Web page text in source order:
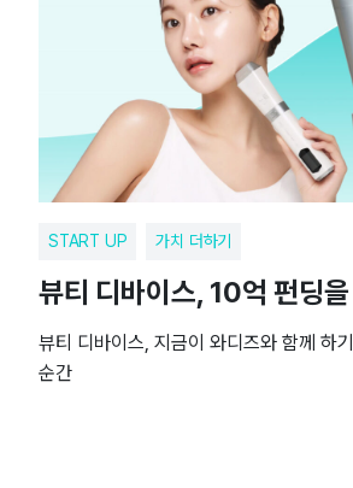
START UP 가치 더하기
뷰티 디바이스, 10억 펀딩
뷰티 디바이스, 지금이 와디즈와 함께 하
순간